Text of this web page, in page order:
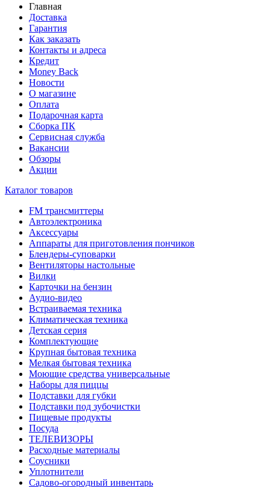
Главная
Доставка
Гарантия
Как заказать
Контакты и адреса
Кредит
Money Back
Новости
О магазине
Оплата
Подарочная карта
Сборка ПК
Сервисная служба
Вакансии
Обзоры
Акции
Каталог товаров
FM трансмиттеры
Автоэлектроника
Аксессуары
Аппараты для приготовления пончиков
Блендеры-суповарки
Вентиляторы настольные
Вилки
Карточки на бензин
Аудио-видео
Встраиваемая техника
Климатическая техника
Детская серия
Комплектующие
Крупная бытовая техника
Мелкая бытовая техника
Моющие средства универсальные
Наборы для пиццы
Подставки для губки
Подставки под зубочистки
Пищевые продукты
Посуда
ТЕЛЕВИЗОРЫ
Расходные материалы
Соусники
Уплотнители
Садово-огородный инвентарь